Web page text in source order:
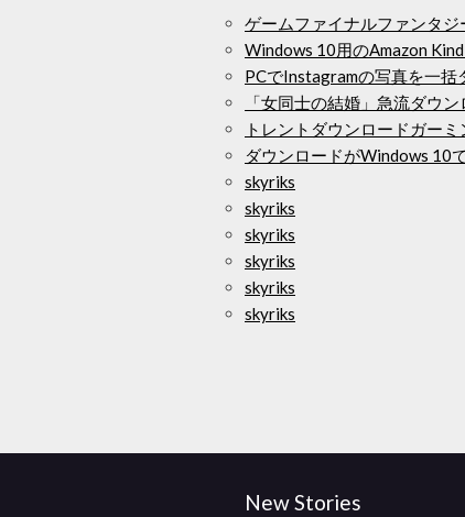
ゲームファイナルファンタ
Windows 10用のAmazon
PCでInstagramの写真を一括
「女同士の結婚」急流ダウン
トレントダウンロードガー
ダウンロードがWindows 10
skyriks
skyriks
skyriks
skyriks
skyriks
skyriks
New Stories